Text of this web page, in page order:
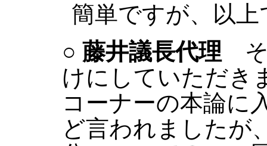
簡単ですが、以上
○藤井議長代理 そ
けにしていただき
コーナーの本論に
ど言われましたが